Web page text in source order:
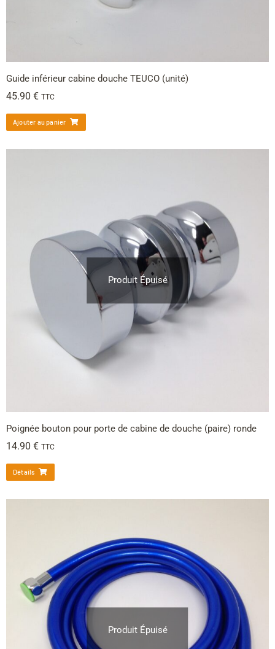
Guide inférieur cabine douche TEUCO (unité)
45.90 € TTC
Ajouter au panier
Produit Épuisé
Poignée bouton pour porte de cabine de douche (paire) ronde
14.90 € TTC
Détails
Produit Épuisé